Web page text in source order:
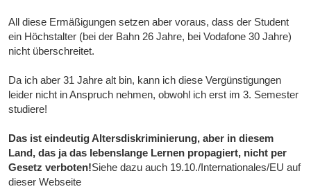
All diese Ermäßigungen setzen aber voraus, dass der Student
ein Höchstalter (bei der Bahn 26 Jahre, bei Vodafone 30 Jahre)
nicht überschreitet.
Da ich aber 31 Jahre alt bin, kann ich diese Vergünstigungen
leider nicht in Anspruch nehmen, obwohl ich erst im 3. Semester
studiere!
Das ist eindeutig Altersdiskriminierung, aber in diesem
Land, das ja das lebenslange Lernen propagiert, nicht per
Gesetz verboten!Siehe dazu auch 19.10./Internationales/EU auf
dieser Webseite